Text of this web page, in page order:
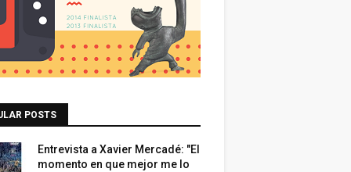
POSTS
Entrevista a Xavier Mercadé: "El
momento en que mejor me lo